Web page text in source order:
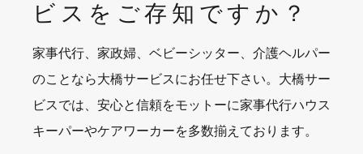
ビスを ご存知ですか？
家事代行、家政婦、ベビーシッター、介護ヘルパー
のことなら大橋サービスにお任せ下さい。大橋サー
ビスでは、安心と信頼をモットーに家事代行ハウス
キーパーやケアワーカーを多数揃えております。